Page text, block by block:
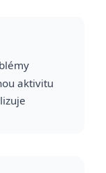
aktivitu